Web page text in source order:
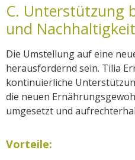
C. Unterstützung
und Nachhaltigkeit
Die Umstellung auf eine
herausfordernd sein. Tilia
kontinuierliche
die neuen
umgesetzt und
Vorteile: